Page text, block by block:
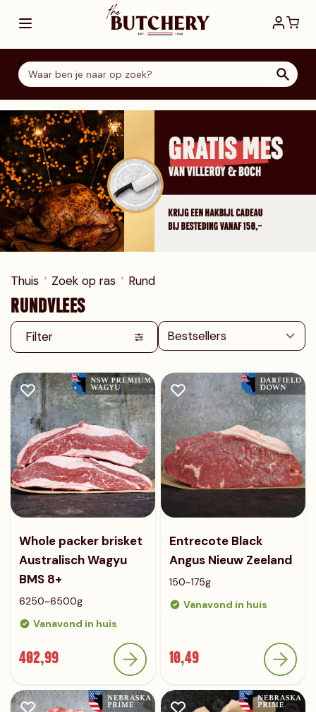
Thuis Zoek op ras Rund
RUNDVLEES
Filter
Whole packer brisket
Australisch Wagyu
BMS 8+
6250~6500g
Vanavond in huis
402,99
Entrecote Black
Angus Nieuw Zeeland
150~175g
Vanavond in huis
10,49